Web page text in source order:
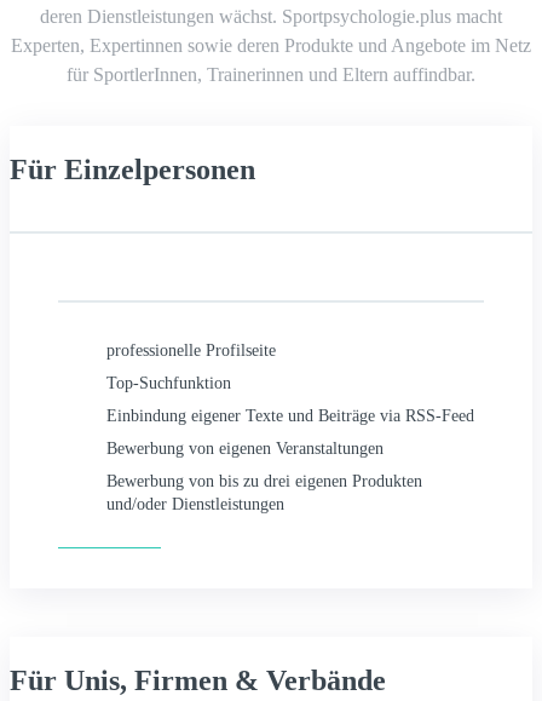
deren Dienstleistungen wächst. Sportpsychologie.plus macht
Experten, Expertinnen sowie deren Produkte und Angebote im Netz
für SportlerInnen, Trainerinnen und Eltern auffindbar.
Für Einzelpersonen
professionelle Profilseite
Top-Suchfunktion
Einbindung eigener Texte und Beiträge via RSS-Feed
Bewerbung von eigenen Veranstaltungen
Bewerbung von bis zu drei eigenen Produkten
und/oder Dienstleistungen
Für Unis, Firmen & Verbände